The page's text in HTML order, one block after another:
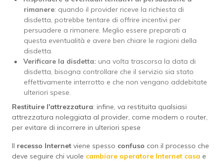
rimanere: quando il provider riceve la richiesta di
disdetta, potrebbe tentare di offrire incentivi per
persuadere a rimanere. Meglio essere preparati a
questa eventualità e avere ben chiare le ragioni della
disdetta.
Verificare la disdetta: una volta trascorsa la data di
disdetta, bisogna controllare che il servizio sia stato
effettivamente interrotto e che non vengano addebitate
ulteriori spese.
Restituire l'attrezzatura: infine, va restituita qualsiasi
attrezzatura noleggiata al provider, come modem o router,
per evitare di incorrere in ulteriori spese
Il recesso Internet viene spesso confuso con il processo che
deve seguire chi vuole cambiare operatore Internet casa e